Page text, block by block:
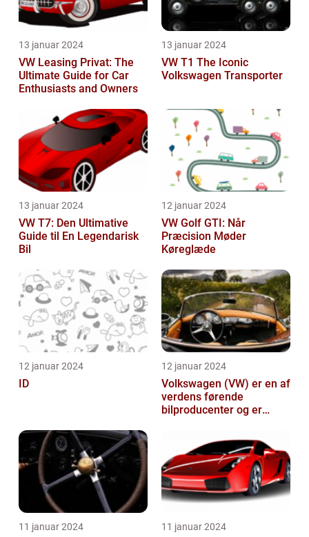
13 januar 2024
VW Leasing Privat: The
Ultimate Guide for Car
Enthusiasts and Owners
13 januar 2024
VW T1 The Iconic
Volkswagen Transporter
13 januar 2024
VW T7: Den Ultimative
Guide til En Legendarisk
Bil
12 januar 2024
VW Golf GTI: Når
Præcision Møder
Køreglæde
12 januar 2024
ID
12 januar 2024
Volkswagen (VW) er en af
verdens førende
bilproducenter og er
kvalitetsbiler til...
11 januar 2024 11 januar 2024